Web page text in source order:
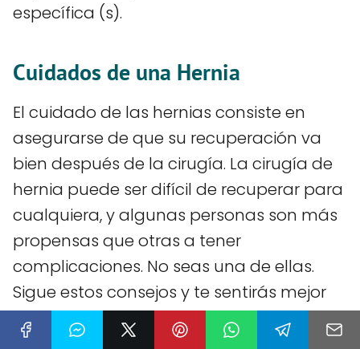
específica (s).
Cuidados de una Hernia
El cuidado de las hernias consiste en
asegurarse de que su recuperación va
bien después de la cirugía. La cirugía de
hernia puede ser difícil de recuperar para
cualquiera, y algunas personas son más
propensas que otras a tener
complicaciones. No seas una de ellas.
Sigue estos consejos y te sentirás mejor
que nunca en poco tiempo.